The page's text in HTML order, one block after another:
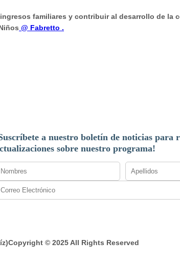
familiares y contribuir al desarrollo de la
@ Fabretto .
a nuestro boletín de noticias para
sobre nuestro programa!
Copyright © 2025 All Rights Reserved